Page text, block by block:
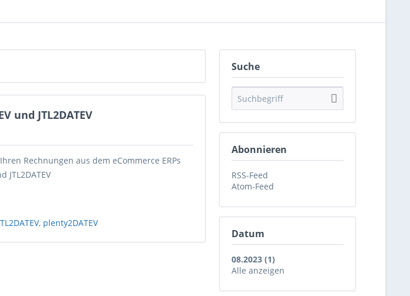
Suche
Abonnieren
RSS-Feed
Atom-Feed
Datum
08.2023 (1)
Alle anzeigen
und JTL2DATEV
Rechnungen aus dem eCommerce ERPs
JTL2DATEV
, plenty2DATEV